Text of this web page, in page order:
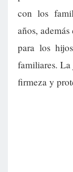
con los
años,
para los
familiares. La
firmeza y